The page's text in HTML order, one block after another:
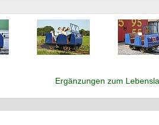
Ergänzungen zum